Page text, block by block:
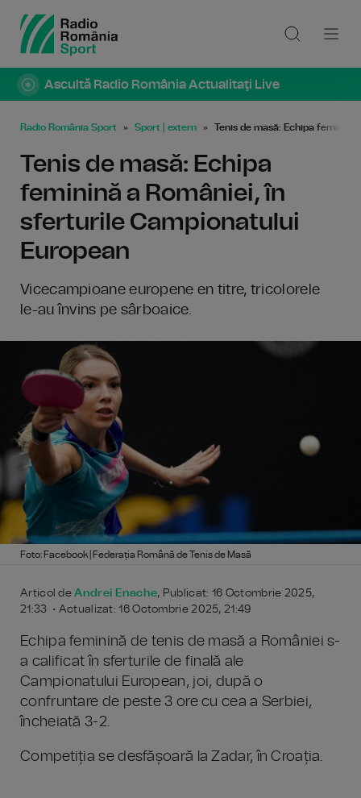
Ascultă Radio România Actualitaţi Live
Radio România Sport Sport | extern Tenis de masă: Echipa
Tenis de masă: Echipa
feminină a României, în
sferturile Campionatului
European
Vicecampioane europene en titre, tricolorele
le-au învins pe sârboaice.
Foto: Facebook | Federația Română de Tenis de Masă
Articol deAndrei Enache, Publicat: 16 Octombrie 2025,
21:33 • Actualizat: 16 Octombrie 2025, 21:49
Echipa feminină de tenis de masă a României s-
a calificat în sferturile de finală ale
Campionatului European, joi, după o
confruntare de peste 3 ore cu cea a Serbiei,
încheiată 3-2.
Competiția se desfășoară la Zadar, în Croația.